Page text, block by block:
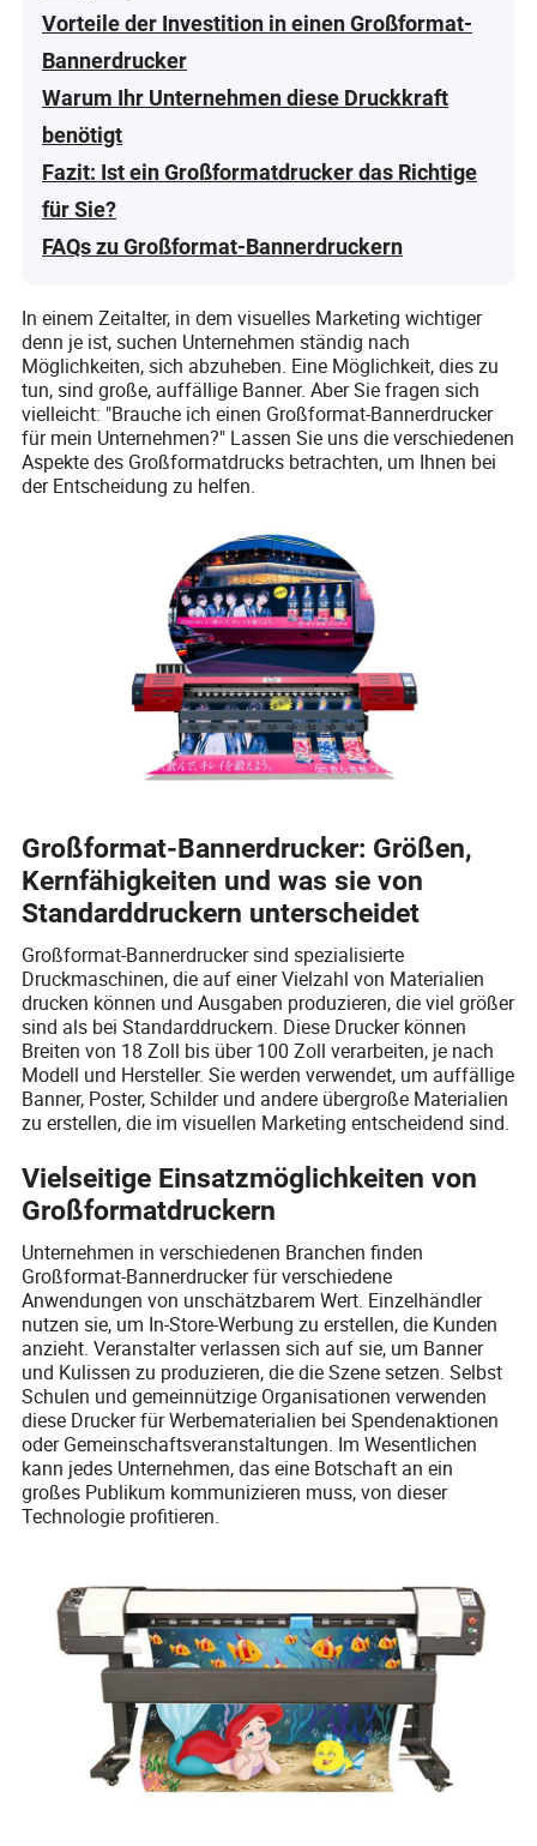
Vorteile der Investition in einen Großformat-
Bannerdrucker
Warum Ihr Unternehmen diese Druckkraft
benötigt
Fazit: Ist ein Großformatdrucker das Richtige
für Sie?
FAQs zu Großformat-Bannerdruckern
In einem Zeitalter, in dem visuelles Marketing wichtiger
denn je ist, suchen Unternehmen ständig nach
Möglichkeiten, sich abzuheben. Eine Möglichkeit, dies zu
tun, sind große, auffällige Banner. Aber Sie fragen sich
vielleicht: "Brauche ich einen Großformat-Bannerdrucker
für mein Unternehmen?" Lassen Sie uns die verschiedenen
Aspekte des Großformatdrucks betrachten, um Ihnen bei
der Entscheidung zu helfen.
Großformat-Bannerdrucker: Größen,
Kernfähigkeiten und was sie von
Standarddruckern unterscheidet
Großformat-Bannerdrucker sind spezialisierte
Druckmaschinen, die auf einer Vielzahl von Materialien
drucken können und Ausgaben produzieren, die viel größer
sind als bei Standarddruckern. Diese Drucker können
Breiten von 18 Zoll bis über 100 Zoll verarbeiten, je nach
Modell und Hersteller. Sie werden verwendet, um auffällige
Banner, Poster, Schilder und andere übergroße Materialien
zu erstellen, die im visuellen Marketing entscheidend sind.
Vielseitige Einsatzmöglichkeiten von
Großformatdruckern
Unternehmen in verschiedenen Branchen finden
Großformat-Bannerdrucker für verschiedene
Anwendungen von unschätzbarem Wert. Einzelhändler
nutzen sie, um In-Store-Werbung zu erstellen, die Kunden
anzieht. Veranstalter verlassen sich auf sie, um Banner
und Kulissen zu produzieren, die die Szene setzen. Selbst
Schulen und gemeinnützige Organisationen verwenden
diese Drucker für Werbematerialien bei Spendenaktionen
oder Gemeinschaftsveranstaltungen. Im Wesentlichen
kann jedes Unternehmen, das eine Botschaft an ein
großes Publikum kommunizieren muss, von dieser
Technologie profitieren.